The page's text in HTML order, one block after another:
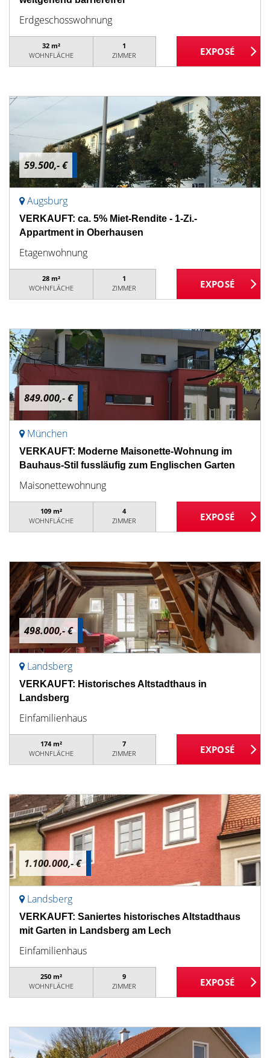
Erdgeschosswohnung
32 m²
WOHNFLÄCHE
1
ZIMMER
59.500,- €
Augsburg
VERKAUFT: ca. 5% Miet-Rendite - 1-Zi.-
Appartment in Oberhausen
Etagenwohnung
28 m²
WOHNFLÄCHE
1
ZIMMER
849.000,- €
München
VERKAUFT: Moderne Maisonette-Wohnung im
Bauhaus-Stil fussläufig zum Englischen Garten
Maisonettewohnung
109 m²
WOHNFLÄCHE
4
ZIMMER
498.000,- €
Landsberg
VERKAUFT: Historisches Altstadthaus in
Landsberg
Einfamilienhaus
174 m²
WOHNFLÄCHE
7
ZIMMER
1.100.000,- €
Landsberg
VERKAUFT: Saniertes historisches Altstadthaus
mit Garten in Landsberg am Lech
Einfamilienhaus
250 m²
WOHNFLÄCHE
9
ZIMMER